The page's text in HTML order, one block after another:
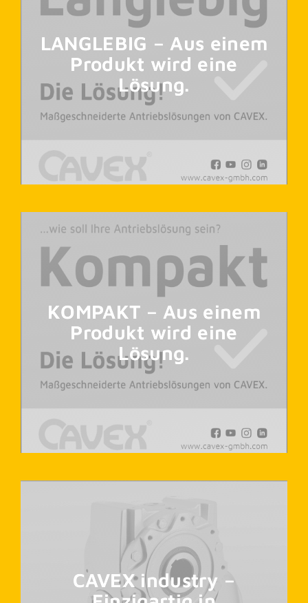
LANGLEBIG – Aus einem
Produkt wird eine
Lösung.
KOMPAKT – Aus einem
Produkt wird eine
Lösung.
CAVEX industry –